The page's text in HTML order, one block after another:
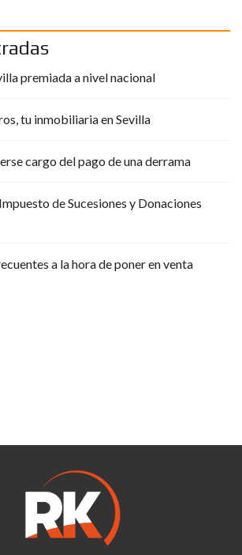
premiada a nivel nacional
tu inmobiliaria en Sevilla
cargo del pago de una derrama
de Sucesiones y Donaciones
a la hora de poner en venta